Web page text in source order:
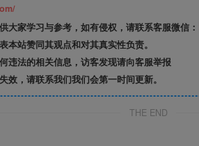
大家学习与参考，如有侵权，请联系客服微信：
本站赞同其观点和对其真实性负责。
违法的相关信息，访客发现请向客服举报
，请联系我们我们会第一时间更新。
THE END